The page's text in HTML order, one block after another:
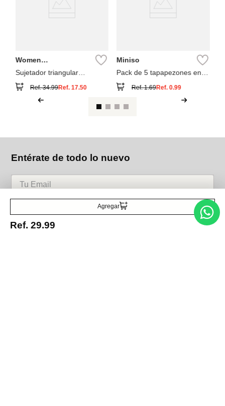
Agregar
Ref. 29.99
Women
Sujetador triangular
Ref.34.99Ref.17.50
Miniso
Pack de 5 tapapezones en
Ref.1.69Ref. 0.99
Entérate de todo lo nuevo
Acepto la política de tratamiento de datos personales Suscribirse